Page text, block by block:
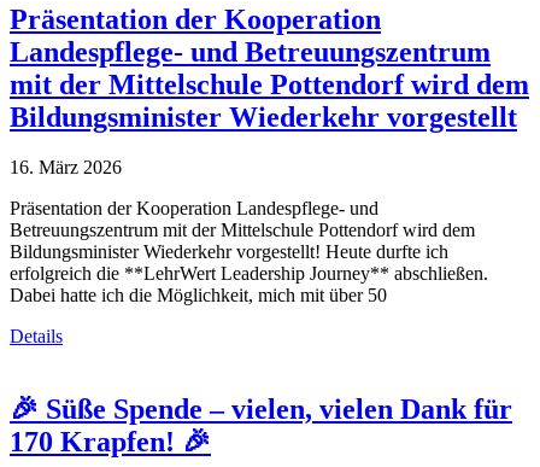
Präsentation der Kooperation
Landespflege- und Betreuungszentrum
mit der Mittelschule Pottendorf wird dem
Bildungsminister Wiederkehr vorgestellt
16. März 2026
Präsentation der Kooperation Landespflege- und
Betreuungszentrum mit der Mittelschule Pottendorf wird dem
Bildungsminister Wiederkehr vorgestellt! Heute durfte ich
erfolgreich die **LehrWert Leadership Journey** abschließen.
Dabei hatte ich die Möglichkeit, mich mit über 50
Details
🎉 Süße Spende – vielen, vielen Dank für
170 Krapfen! 🎉